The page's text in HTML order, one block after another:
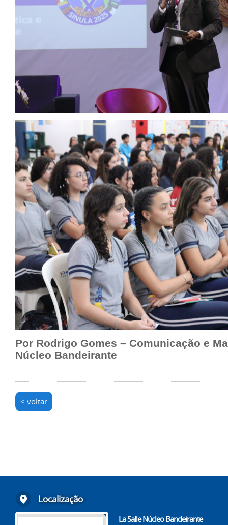
Por Rodrigo Gomes – Comunicação e
Núcleo Bandeirante
< voltar
Localização
La Salle Núcleo Bandeirante